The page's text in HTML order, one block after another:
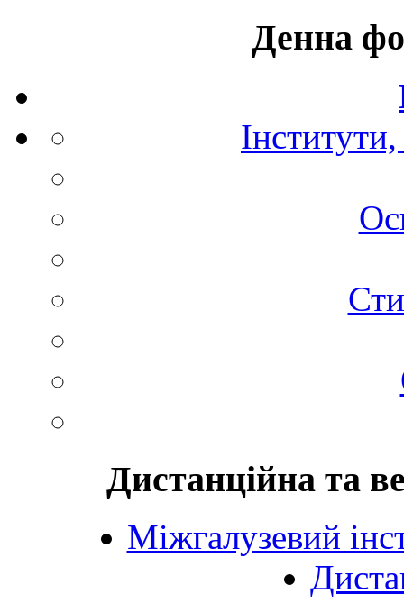
Денна
Дистанційна та
Міжгалузевий